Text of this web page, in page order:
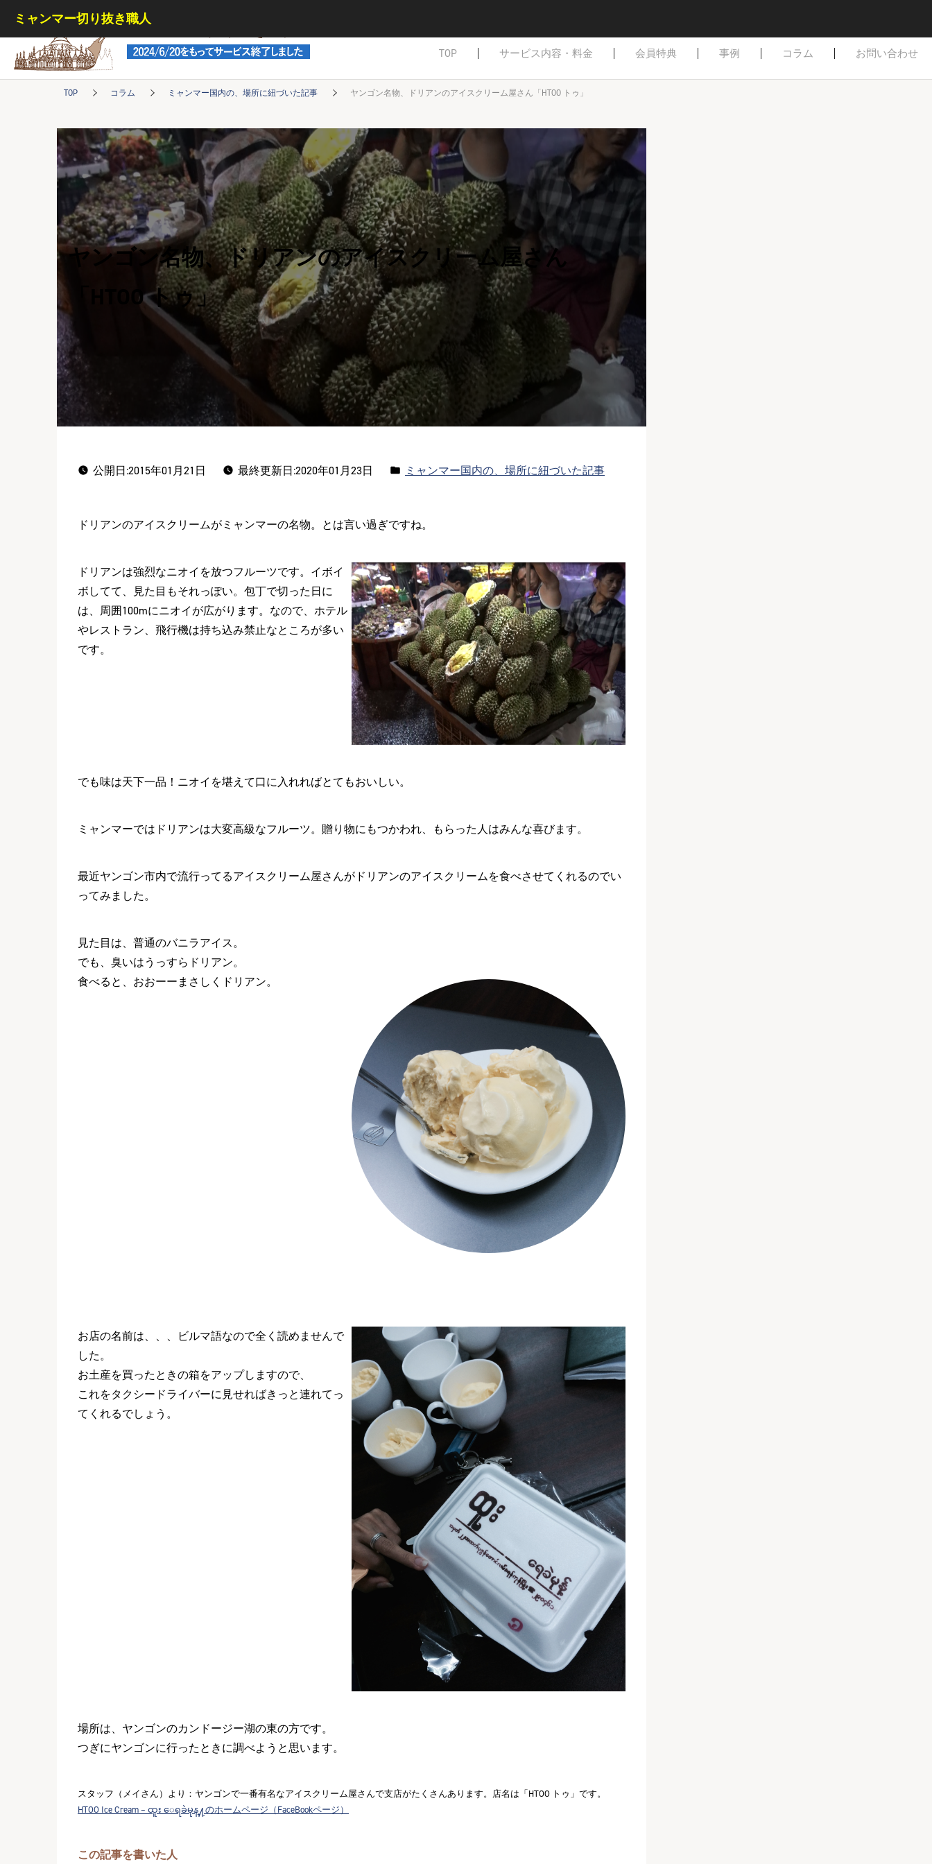
ミャンマー切り抜き職人
ミャンマー切り抜き職人
TOP サービス内容・料金 会員特典 事例 コラム お問い合わせ
TOP コラム ミャンマー国内の、場所に紐づいた記事 ヤンゴン名物、ドリアンのアイスクリーム屋さん「HTOO トゥ」
ヤンゴン名物、ドリアンのアイスクリーム屋さん
「HTOO トゥ」
公開日:2015年01月21日 最終更新日:2020年01月23日
カ
リ
ミャンマー国内の、場所に紐づいた記事
ドリアンのアイスクリームがミャンマーの名物。とは言い過ぎですね。
ドリアンは強烈なニオイを放つフルーツです。イボイ
ボしてて、見た目もそれっぽい。包丁で切った日に
は、周囲100mにニオイが広がります。なので、ホテル
やレストラン、飛行機は持ち込み禁止なところが多い
です。
でも味は天下一品！ニオイを堪えて口に入れればとてもおいしい。
ミャンマーではドリアンは大変高級なフルーツ。贈り物にもつかわれ、もらった人はみんな喜びます。
最近ヤンゴン市内で流行ってるアイスクリーム屋さんがドリアンのアイスクリームを食べさせてくれるのでい
ってみました。
見た目は、普通のバニラアイス。
でも、臭いはうっすらドリアン。
食べると、おおーーまさしくドリアン。
お店の名前は、、、ビルマ語なので全く読めませんで
した。
お土産を買ったときの箱をアップしますので、
これをタクシードライバーに見せればきっと連れてっ
てくれるでしょう。
場所は、ヤンゴンのカンドージー湖の東の方です。
つぎにヤンゴンに行ったときに調べようと思います。
スタッフ（メイさん）より：ヤンゴンで一番有名なアイスクリーム屋さんで支店がたくさんあります。店名は「HTOO トゥ」です。
HTOO Ice Cream – ထူး ေရခဲမုန္႔のホームページ（FaceBookページ）
この記事を書いた人